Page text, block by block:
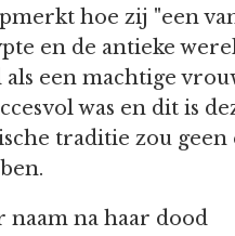
hoe zij "een
en de antieke
een machtige
was en dit is
traditie zou
naam na haar dood